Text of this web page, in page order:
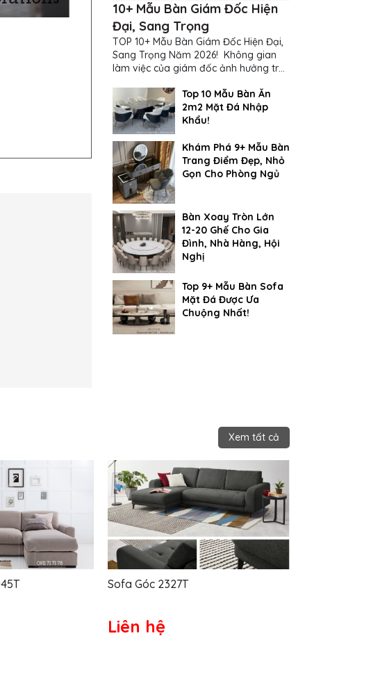
10+ Mẫu Bàn Giám Đốc Hiện
Đại, Sang Trọng
TOP 10+ Mẫu Bàn Giám Đốc Hiện Đại,
Sang Trọng Năm 2026! Không gian
làm việc của giám đốc ảnh hưởng trực
định...
Top 10 Mẫu Bàn Ăn
2m2 Mặt Đá Nhập
Khẩu!
Khám Phá 9+ Mẫu Bàn
Trang Điểm Đẹp, Nhỏ
Gọn Cho Phòng Ngủ
Bàn Xoay Tròn Lớn
12-20 Ghế Cho Gia
Đình, Nhà Hàng, Hội
Nghị
Top 9+ Mẫu Bàn Sofa
Mặt Đá Được Ưa
Chuộng Nhất!
Xem tất cả
Sofa Góc 2327T
Liên hệ